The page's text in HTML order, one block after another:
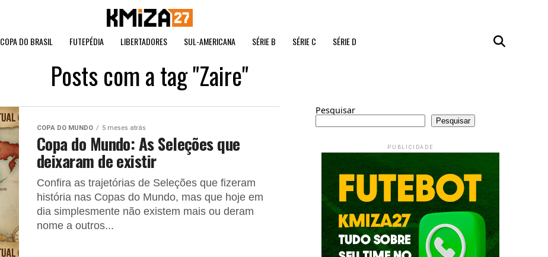
COPA DO BRASIL FUTEPÉDIA LIBERTADORES SUL-AMERICANA SÉRIE B SÉRIE C SÉRIE D
Posts com a tag "Zaire"
COPA DO MUNDO 5 meses atrás
Copa do Mundo: As Seleções que
deixaram de existir
Confira as trajetórias de Seleções que fizeram
história nas Copas do Mundo, mas que hoje em
dia simplesmente não existem mais ou deram
nome a outros...
Pesquisar
Pesquisar
PUBLICIDADE